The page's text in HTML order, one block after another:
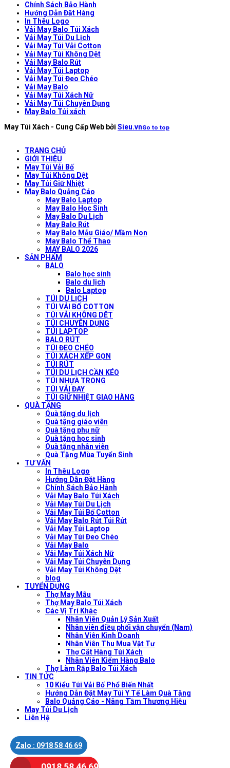
Chính Sách Bảo Hành
Hướng Dẫn Đặt Hàng
In Thêu Logo
Vải May Balo Túi Xách
Vải May Túi Du Lịch
Vải May Túi Vải Cotton
Vải May Túi Không Dệt
Vải May Balo Rút
Vải May Túi Laptop
Vải May Túi Đeo Chéo
Vải May Balo
Vải May Túi Xách Nữ
Vải May Túi Chuyên Dụng
May Balo Túi xách
May Túi Xách - Cung Cấp Web bởi Sieu.vnGo to top
TRANG CHỦ
GIỚI THIỆU
May Túi Vải Bố
May Túi Không Dệt
May Túi Giữ Nhiệt
May Balo Quảng Cáo
May Balo Laptop
May Balo Học Sinh
May Balo Du Lịch
May Balo Rút
May Balo Mẫu Giáo/ Mầm Non
May Balo Thể Thao
MAY BALO 2026
SẢN PHẨM
BALO
Balo học sinh
Balo du lịch
Balo Laptop
TÚI DU LỊCH
TÚI VẢI BỐ COTTON
TÚI VẢI KHÔNG DỆT
TÚI CHUYÊN DỤNG
TÚI LAPTOP
BALO RÚT
TÚI ĐEO CHÉO
TÚI XÁCH XẾP GỌN
TÚI RÚT
TÚI DU LỊCH CẦN KÉO
TÚI NHỰA TRONG
TÚI VẢI ĐAY
TÚI GIỮ NHIỆT GIAO HÀNG
QUÀ TẶNG
Quà tặng du lịch
Quà tặng giáo viên
Quà tặng phụ nữ
Quà tặng học sinh
Quà tặng nhân viên
Quà Tặng Mùa Tuyển Sinh
TƯ VẤN
In Thêu Logo
Hướng Dẫn Đặt Hàng
Chính Sách Bảo Hành
Vải May Balo Túi Xách
Vải May Túi Du Lịch
Vải May Túi Bố Cotton
Vải May Balo Rút Túi Rút
Vải May Túi Laptop
Vải May Túi Đeo Chéo
Vải May Balo
Vải May Túi Xách Nữ
Vải May Túi Chuyên Dụng
Vải May Túi Không Dệt
blog
TUYỂN DỤNG
Thợ May Mẫu
Thợ May Balo Túi Xách
Các Vị Trí Khác
Nhân Viên Quản Lý Sản Xuất
Nhân viên điều phối vận chuyển (Nam)
Nhân Viên Kinh Doanh
Nhân Viên Thu Mua Vật Tư
Thợ Cắt Hàng Túi Xách
Nhân Viên Kiểm Hàng Balo
Thợ Làm Rập Balo Túi Xách
TIN TỨC
10 Kiểu Túi Vải Bố Phổ Biến Nhất
Hướng Dẫn Đặt May Túi Y Tế Làm Quà Tặng
Balo Quảng Cáo - Nâng Tầm Thương Hiệu
May Túi Du Lịch
Liên Hệ
Zalo : 0918 58 46 69